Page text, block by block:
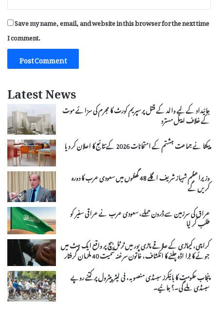
Save my name, email, and website in this browser for the next time
I comment.
Latest News
جائیداد کے لیے والد کے قتل پر سپریم کورٹ کا مجرم کی سزائے موت
کے خلاف اپیل مسترد
پیکٹا نے جماعت ہشتم کے امتحانات 2026 کے نتائج کا اعلان کر دیا
وزیراعظم شہباز شریف اگلے 48 گھنٹوں میں سعودی عرب کا دورہ
کریں گے
عراق کی سرزمین سے ڈرون حملے، سعودی عرب نے عراقی سفیر کو
طلب کر لیا
کراچی، کیماڑی کے علاقے ماڑی پور میں ٹرٹل بیچ پر واقع ایک ہٹ میں
جوئے کا بڑا اڈہ چلنے کا انکشاف، خاتون سرغنہ سمیت 40 ملزمان گرفتار
پنجاب حکومت کا بائیکرز سبسڈی منصوبہ، فی لیٹر پیٹرول پر کتنے روپے
سبسڈی ملے گی۔؟ جانیے۔